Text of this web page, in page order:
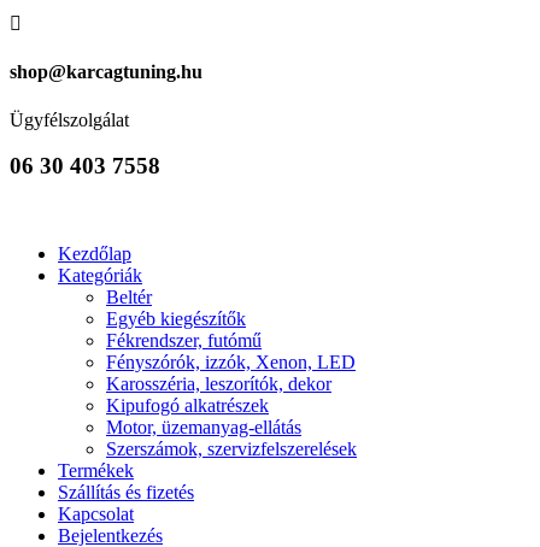

shop@karcagtuning.hu
Ügyfélszolgálat
06 30 403 7558
Kezdőlap
Kategóriák
Beltér
Egyéb kiegészítők
Fékrendszer, futómű
Fényszórók, izzók, Xenon, LED
Karosszéria, leszorítók, dekor
Kipufogó alkatrészek
Motor, üzemanyag-ellátás
Szerszámok, szervizfelszerelések
Termékek
Szállítás és fizetés
Kapcsolat
Bejelentkezés